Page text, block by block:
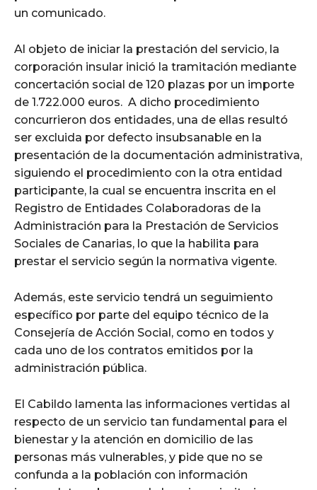
un comunicado.
Al objeto de iniciar la prestación del servicio, la
corporación insular inició la tramitación mediante
concertación social de 120 plazas por un importe
de 1.722.000 euros. A dicho procedimiento
concurrieron dos entidades, una de ellas resultó
ser excluida por defecto insubsanable en la
presentación de la documentación administrativa,
siguiendo el procedimiento con la otra entidad
participante, la cual se encuentra inscrita en el
Registro de Entidades Colaboradoras de la
Administración para la Prestación de Servicios
Sociales de Canarias, lo que la habilita para
prestar el servicio según la normativa vigente.
Además, este servicio tendrá un seguimiento
específico por parte del equipo técnico de la
Consejería de Acción Social, como en todos y
cada uno de los contratos emitidos por la
administración pública.
El Cabildo lamenta las informaciones vertidas al
respecto de un servicio tan fundamental para el
bienestar y la atención en domicilio de las
personas más vulnerables, y pide que no se
confunda a la población con información